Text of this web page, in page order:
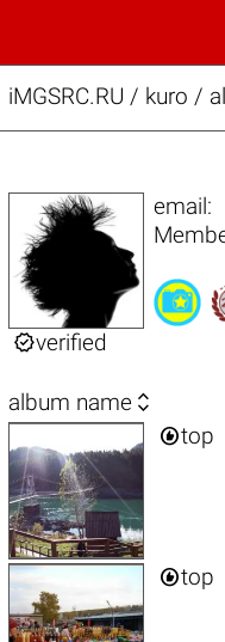
iMGSRC.RU / kuro /
verified
email:
album name 
top
top